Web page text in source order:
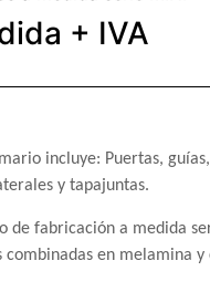
+ IVA
incluye: Puertas,
y tapajuntas.
de fabricación a medida
en melamina y